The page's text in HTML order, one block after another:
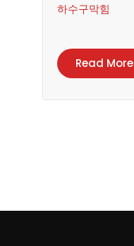
하수구막힘
Read More